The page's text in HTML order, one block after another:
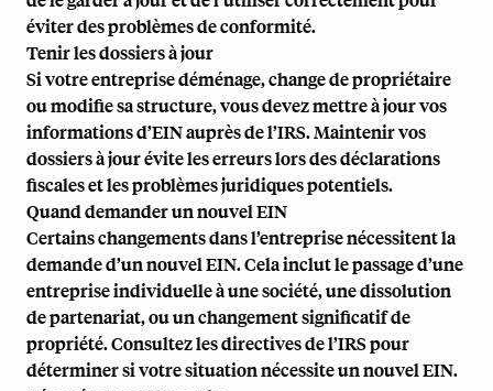
éviter des problèmes de conformité.
Tenir les dossiers à jour
Si votre entreprise déménage, change de propriétaire
ou modifie sa structure, vous devez mettre à jour vos
informations d’EIN auprès de l’IRS. Maintenir vos
dossiers à jour évite les erreurs lors des déclarations
fiscales et les problèmes juridiques potentiels.
Quand demander un nouvel EIN
Certains changements dans l’entreprise nécessitent la
demande d’un nouvel EIN. Cela inclut le passage d’une
entreprise individuelle à une société, une dissolution
de partenariat, ou un changement significatif de
propriété. Consultez les directives de l’IRS pour
déterminer si votre situation nécessite un nouvel EIN.